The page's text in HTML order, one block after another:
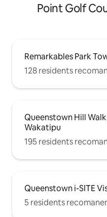
Point Golf
Remarkables Park
128 residents
Queenstown Hill
Wakatipu
195 residents
Queenstown i-SITE
5 residents